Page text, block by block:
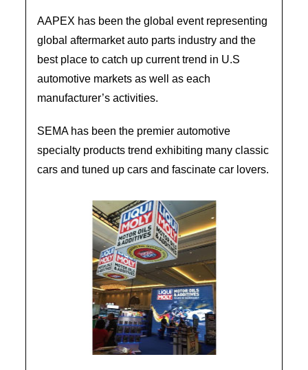
AAPEX has been the global event representing
global aftermarket auto parts industry and the
best place to catch up current trend in U.S
automotive markets as well as each
manufacturer’s activities.
SEMA has been the premier automotive
specialty products trend exhibiting many classic
cars and tuned up cars and fascinate car lovers.